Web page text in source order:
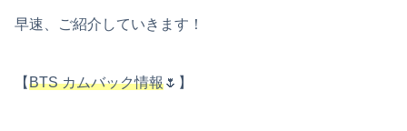
早速、ご紹介していきます！
【BTS カムバック情報🌷】